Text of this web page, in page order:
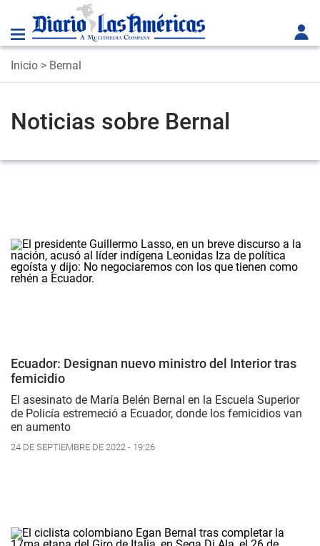
Inicio > Bernal
Noticias sobre Bernal
Ecuador: Designan nuevo ministro del Interior tras
femicidio
El asesinato de María Belén Bernal en la Escuela Superior
de Policía estremeció a Ecuador, donde los femicidios van
en aumento
24 DE SEPTIEMBRE DE 2022 - 19:26